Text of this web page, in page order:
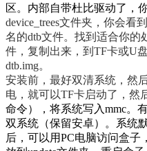
区。内部自带杜比驱动了，
device_trees文件夹，你会看
名的dtb文件。找到适合你的
件，复制出来，到TF卡或U
dtb.img。
安装前，最好双清系统，然
电，就可以TF卡启动了，然
命令），将系统写入mmc。
双系统（保留安卓）。 系统
后，可以用PC电脑访问盒子